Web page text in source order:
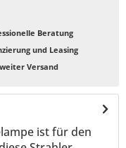
Beratung
und Leasing
Versand
ist für den